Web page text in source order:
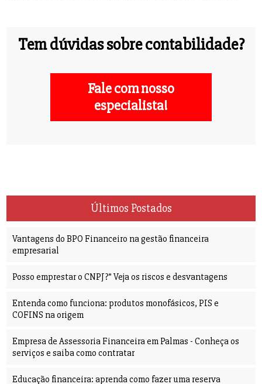
Tem dúvidas sobre contabilidade?
Fale com nosso
especialista!
Últimos Postados
Vantagens do BPO Financeiro na gestão financeira
empresarial
Posso emprestar o CNPJ?” Veja os riscos e desvantagens
Entenda como funciona: produtos monofásicos, PIS e
COFINS na origem
Empresa de Assessoria Financeira em Palmas - Conheça os
serviços e saiba como contratar
Educação financeira: aprenda como fazer uma reserva